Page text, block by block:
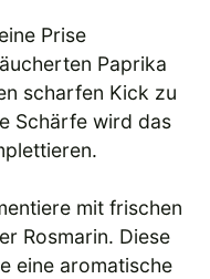
Prise
Paprika
scharfen Kick zu
Schärfe wird das
mit frischen
Rosmarin. Diese
eine aromatische